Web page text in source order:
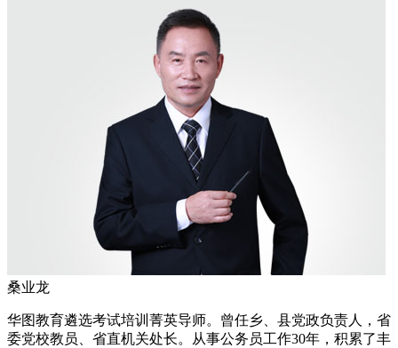
桑业龙
华图教育遴选考试培训菁英导师。曾任乡、县党政负责人，省
委党校教员、省直机关处长。从事公务员工作30年，积累了丰